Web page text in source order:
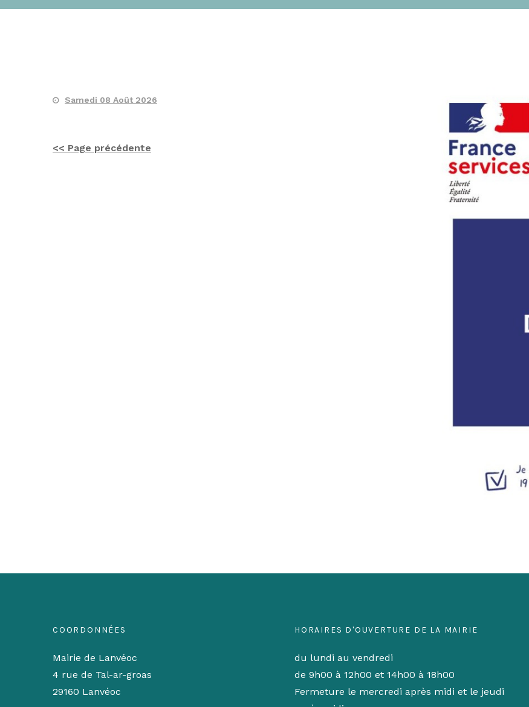
Samedi 08 Août 2026
<< Page précédente
COORDONNÉES
Mairie de Lanvéoc
4 rue de Tal-ar-groas
29160 Lanvéoc
HORAIRES D'OUVERTURE DE LA MAIRIE
du lundi au vendredi
de 9h00 à 12h00 et 14h00 à 18h00
Fermeture le mercredi après midi et le jeudi